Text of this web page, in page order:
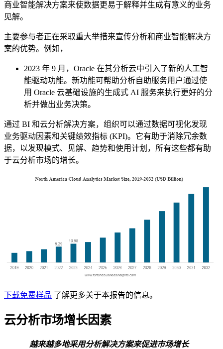
商业智能解决方案来使数据更易于解释并生成有意义的业务
见解。
主要参与者正在采取重大举措来宣传分析和商业智能解决方
案的优势。例如，
2023 年 9 月，Oracle 在其分析云中引入了新的人工智
能驱动功能。新功能可帮助分析自助服务用户通过使
用 Oracle 云基础设施的生成式 AI 服务来执行更好的分
析并做出业务决策。
通过 BI 和云分析解决方案，组织可以通过数据可视化发现
业务驱动因素和关键绩效指标 (KPI)。它有助于消除冗余数
据，以发现模式、见解、趋势和使用计划，所有这些都有助
于云分析市场的增长。
下载免费样品 了解更多关于本报告的信息。
云分析市场增长因素
越来越多地采用分析解决方案来促进市场增长